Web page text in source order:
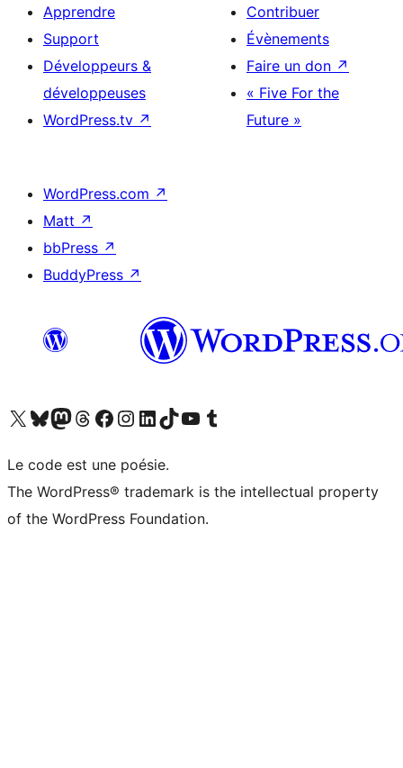
Apprendre
Support
Développeurs &
développeuses
WordPress.tv ↗
Contribuer
Évènements
Faire un don ↗
« Five For the
Future »
WordPress.com ↗
Matt ↗
bbPress ↗
BuddyPress ↗
Visitez notre compte X (précédemment Twitter)
Visiter notre compte Bluesky
Visiter notre compte Mastodon
Visiter notre compte Threads
Consulter notre compte Facebook
Consulter notre compte Instagram
Consulter notre compte LinkedIn
Visiter notre compte TokTok
Visiter notre chaîne YouTube
Visiter notre compte Tumblr
Le code est une poésie.
The WordPress® trademark is the intellectual property
of the WordPress Foundation.